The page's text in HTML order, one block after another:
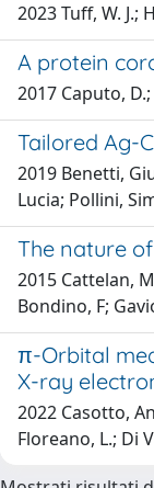
2023 Tuff, W. J.;
A protein
2017 Caputo,
Tailored Ag-
2019 Benetti,
Lucia; Pollini,
The nature
2015 Cattelan,
Bondino, F;
π-Orbital
X-ray
2022 Casotto,
Floreano, L.; Di